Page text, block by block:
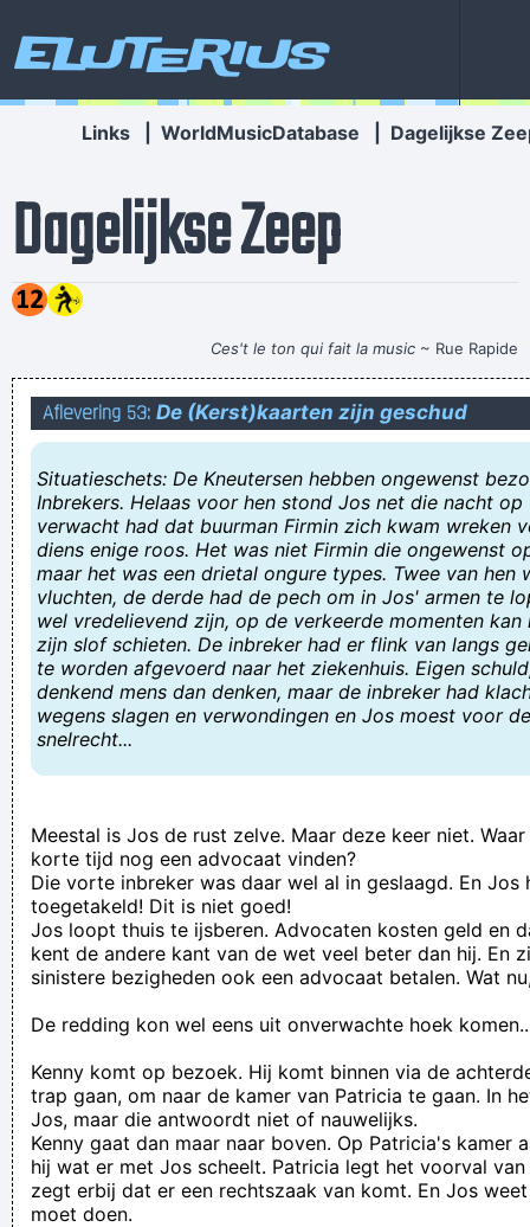
Eluterius
Links WorldMusicDatabase Dagelijkse
Dagelijkse Zeep
Ces't le ton qui fait la music ~ Rue Rapide
'Lonely and nasty while hubby at work, im home f*cking my
holes with big toys'
de stress. Meditatie en yoga helpt niet meer... Weet met
mezelf geen raaf meer.
We have an inheritance of a deceased client with your
surname. Kindly reply with your full names ( ONLY ) for more
information.
Baas? Deze zwembroek zat tussen de belangrijke dossiers...
wat moet ik ermee doen?
Alfred is zo’n goede minnaar dat hij zelfs bij de boeren zijn
sokken uittrekt.
Ich hem mien Cults mit fluo zool just uut de kast gehaald ...
comrade conrad
can soda's milk bread
Rantsoen of proviand?
Plichtbewuste krokodil wacht zo'n 100 jongen op rug zijn
Naast zijn job als nachtwaker zit Gerard zeker niet stil. Zijn
hobby´s zijn vissen, kruiswoordraadsels oplossen en
postzegels verzamelen
Verknoei je tijd op een nuttige manier!
Aflevering 53: De (Kerst)kaarten zijn geschud
Situatieschets: De Kneutersen hebben ongewenst
Inbrekers. Helaas voor hen stond Jos net die nacht
verwacht had dat buurman Firmin zich kwam wreken
diens enige roos. Het was niet Firmin die ongewenst
maar het was een drietal ongure types. Twee van hen
vluchten, de derde had de pech om in Jos' armen te
wel vredelievend zijn, op de verkeerde momenten
zijn slof schieten. De inbreker had er flink van langs
te worden afgevoerd naar het ziekenhuis. Eigen
denkend mens dan denken, maar de inbreker had
wegens slagen en verwondingen en Jos moest voor
snelrecht...
Meestal is Jos de rust zelve. Maar deze keer niet.
korte tijd nog een advocaat vinden?
Die vorte inbreker was daar wel al in geslaagd. En Jos
toegetakeld! Dit is niet goed!
Jos loopt thuis te ijsberen. Advocaten kosten geld en
kent de andere kant van de wet veel beter dan hij. En
sinistere bezigheden ook een advocaat betalen. Wat
De redding kon wel eens uit onverwachte hoek
Kenny komt op bezoek. Hij komt binnen via de
trap gaan, om naar de kamer van Patricia te gaan. In
Jos, maar die antwoordt niet of nauwelijks.
Kenny gaat dan maar naar boven. Op Patricia's kamer
hij wat er met Jos scheelt. Patricia legt het voorval
zegt erbij dat er een rechtszaak van komt. En Jos
moet doen.